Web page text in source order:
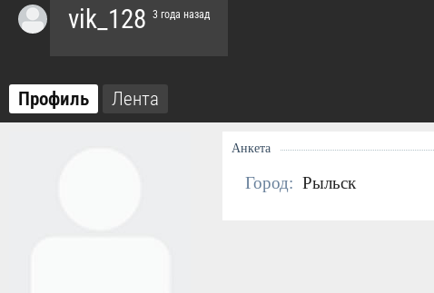
vik_128 3 года назад
Профиль Лента
Анкета
Город: Рыльск